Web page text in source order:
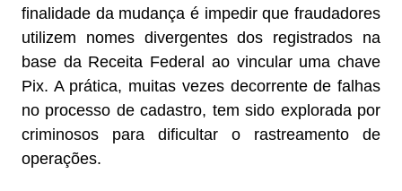
finalidade da mudança é impedir que fraudadores
utilizem nomes divergentes dos registrados na
base da Receita Federal ao vincular uma chave
Pix. A prática, muitas vezes decorrente de falhas
no processo de cadastro, tem sido explorada por
criminosos para dificultar o rastreamento de
operações.